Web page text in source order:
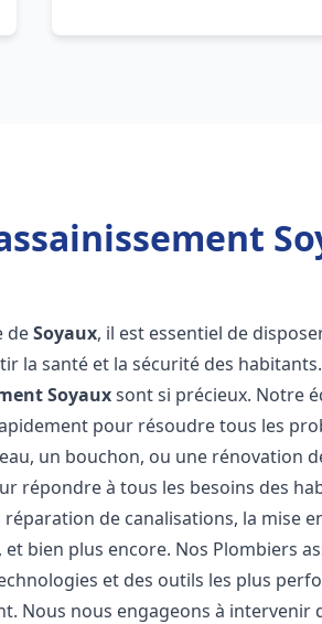
deSoyaux, il est essentiel de
la santé et la sécurité des
Soyauxsont si précieux. Notre
pour résoudre tous les
un bouchon, ou une rénovation
répondre à tous les besoins des
réparation de canalisations, la mise
et bien plus encore. Nos Plombiers
et des outils les plus
Nous nous engageons à intervenir